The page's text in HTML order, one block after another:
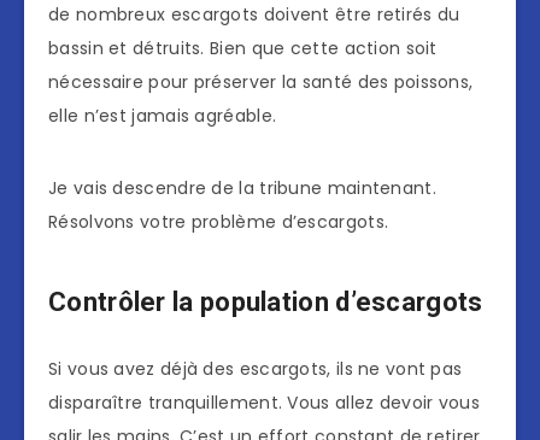
de nombreux escargots doivent être retirés du
bassin et détruits. Bien que cette action soit
nécessaire pour préserver la santé des poissons,
elle n’est jamais agréable.
Je vais descendre de la tribune maintenant.
Résolvons votre problème d’escargots.
Contrôler la population d’escargots
Si vous avez déjà des escargots, ils ne vont pas
disparaître tranquillement. Vous allez devoir vous